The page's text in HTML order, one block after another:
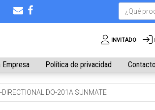
INVITADO
Empresa Política de privacidad Contacto
DO-201A SUNMATE